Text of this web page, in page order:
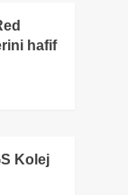
hafif
Kolej